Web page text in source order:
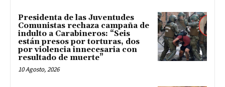
Presidenta de las Juventudes
Comunistas rechaza campaña de
indulto a Carabineros: “Seis
están presos por torturas, dos
por violencia innecesaria con
resultado de muerte”
10 Agosto, 2026